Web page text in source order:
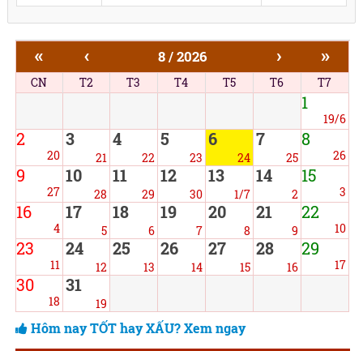
« ‹ 8 / 2026 › »
CN T2 T3 T4 T5 T6 T7
1
19/6
2
20
3
21
4
22
5
23
6
24
7
25
8
26
9
27
10
28
11
29
12
30
13
1/7
14
2
15
3
16
4
17
5
18
6
19
7
20
8
21
9
22
10
23
11
24
12
25
13
26
14
27
15
28
16
29
17
30
18
31
19
Hôm nay TỐT hay XẤU? Xem ngay